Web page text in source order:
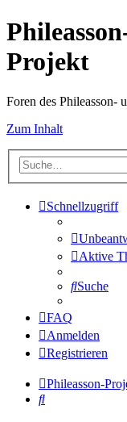
Projekt
Foren des Phileasson-
Zum Inhalt
Schnellzugriff
Aktive
Suche
FAQ
Anmelden
Registrieren
Phileasson-
Suche